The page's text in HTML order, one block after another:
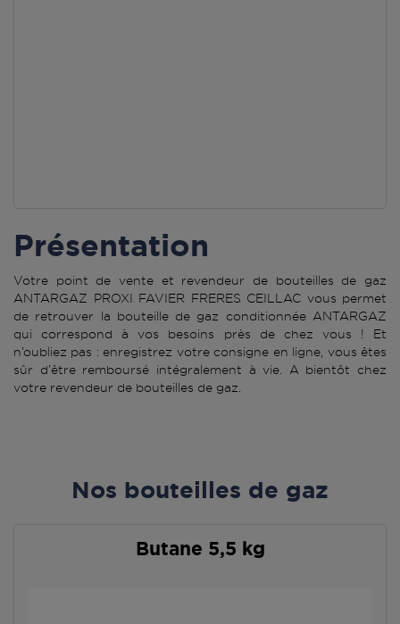
Présentation
Votre point de vente et revendeur de bouteilles de gaz
ANTARGAZ PROXI FAVIER FRERES CEILLAC vous permet
de retrouver la bouteille de gaz conditionnée ANTARGAZ
qui correspond à vos besoins près de chez vous ! Et
n’oubliez pas : enregistrez votre consigne en ligne, vous êtes
sûr d’être remboursé intégralement à vie. A bientôt chez
votre revendeur de bouteilles de gaz.
Nos bouteilles de gaz
Butane 5,5 kg